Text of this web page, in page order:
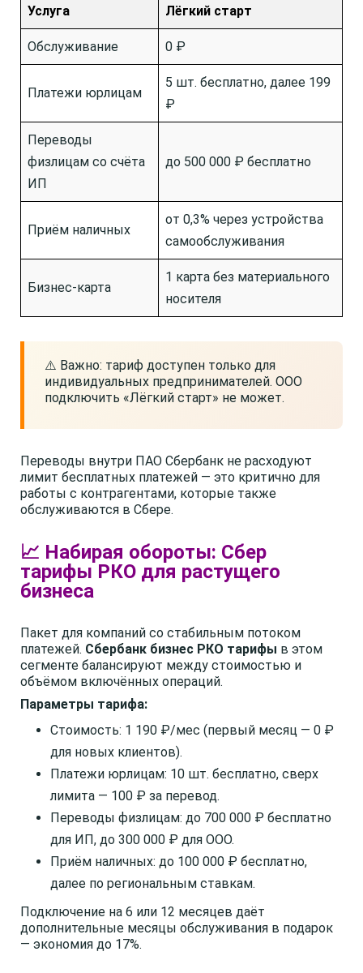
Услуга Лёгкий старт
Обслуживание 0 ₽
Платежи юрлицам
5 шт. бесплатно, далее 199
₽
Переводы
физлицам со счёта
ИП
до 500 000 ₽ бесплатно
Приём наличных
от 0,3% через устройства
самообслуживания
Бизнес-карта
1 карта без материального
носителя
⚠️ Важно: тариф доступен только для
индивидуальных предпринимателей. ООО
подключить «Лёгкий старт» не может.
Переводы внутри ПАО Сбербанк не расходуют
лимит бесплатных платежей — это критично для
работы с контрагентами, которые также
обслуживаются в Сбере.
📈 Набирая обороты: Сбер
тарифы РКО для растущего
бизнеса
Пакет для компаний со стабильным потоком
платежей. Сбербанк бизнес РКО тарифы в этом
сегменте балансируют между стоимостью и
объёмом включённых операций.
Параметры тарифа:
Стоимость: 1 190 ₽/мес (первый месяц — 0 ₽
для новых клиентов).
Платежи юрлицам: 10 шт. бесплатно, сверх
лимита — 100 ₽ за перевод.
Переводы физлицам: до 700 000 ₽ бесплатно
для ИП, до 300 000 ₽ для ООО.
Приём наличных: до 100 000 ₽ бесплатно,
далее по региональным ставкам.
Подключение на 6 или 12 месяцев даёт
дополнительные месяцы обслуживания в подарок
— экономия до 17%.